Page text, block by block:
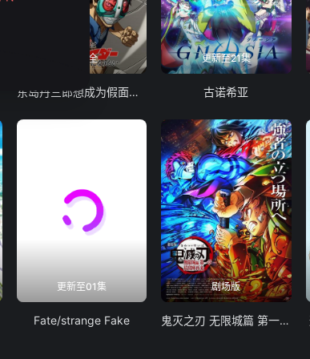
24集全
东岛丹三郎想成为假面骑士
更新至21集
古诺希亚
更新至01集
Fate/strange Fake
剧场版
鬼灭之刃 无限城篇 第一章 猗窝座再袭